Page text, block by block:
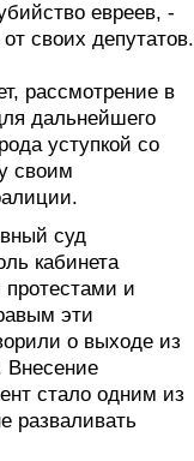
евреев, -
своих депутатов.
рассмотрение в
дальнейшего
уступкой со
своим
суд
кабинета
и
эти
о выходе из
Внесение
стало одним из
разваливать